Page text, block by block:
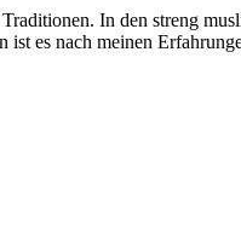
In den streng
ist es nach meinen